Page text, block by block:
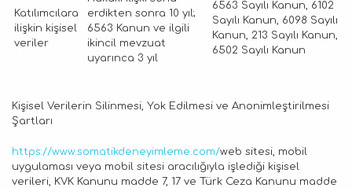
Katılımcılara
ilişkin kişisel
veriler
erdikten sonra 10 yıl;
6563 Kanun ve ilgili
ikincil mevzuat
uyarınca 3 yıl
6563 Sayılı Kanun, 6102
Sayılı Kanun, 6098 Sayılı
Kanun, 213 Sayılı Kanun,
6502 Sayılı Kanun
Kişisel Verilerin Silinmesi, Yok Edilmesi ve Anonimleştirilmesi
Şartları
https://www.somatikdeneyimleme.com/web sitesi, mobil
uygulaması veya mobil sitesi aracılığıyla işlediği kişisel
verileri, KVK Kanunu madde 7, 17 ve Türk Ceza Kanunu madde